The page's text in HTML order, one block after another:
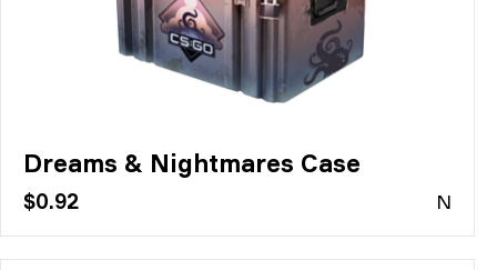
Dreams & Nightmares Case
$0.92 N